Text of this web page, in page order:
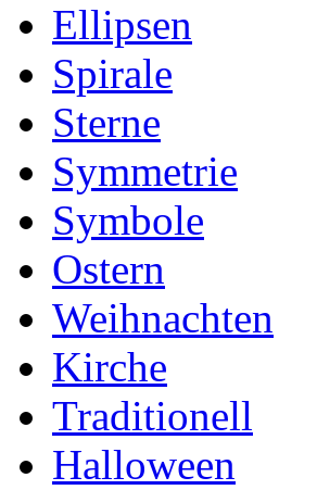
Ellipsen
Spirale
Sterne
Symmetrie
Symbole
Ostern
Weihnachten
Kirche
Traditionell
Halloween